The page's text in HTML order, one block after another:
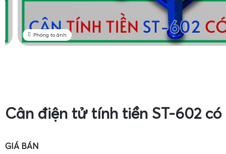
Phóng to ảnh
Cân điện tử tính tiền ST-602 có
GIÁ BÁN